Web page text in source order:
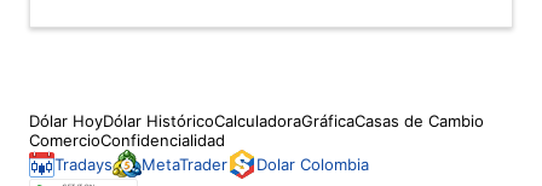
Dólar HoyDólar HistóricoCalculadoraGráficaCasas de Cambio
ComercioConfidencialidad
Tradays
MetaTrader
Dolar Colombia